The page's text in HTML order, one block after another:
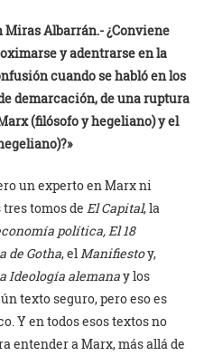
Miras Albarrán.- ¿Conviene
y adentrarse en la
cuando se habló en los
demarcación, de una ruptura
(filósofo y hegeliano) y el
un experto en Marx ni
tomos de El Capital, la
política, El 18
de Gotha, el Manifiestoy,
Ideología alemanay los
texto seguro, pero eso es
Y en todos esos textos no
entender a Marx, más allá de